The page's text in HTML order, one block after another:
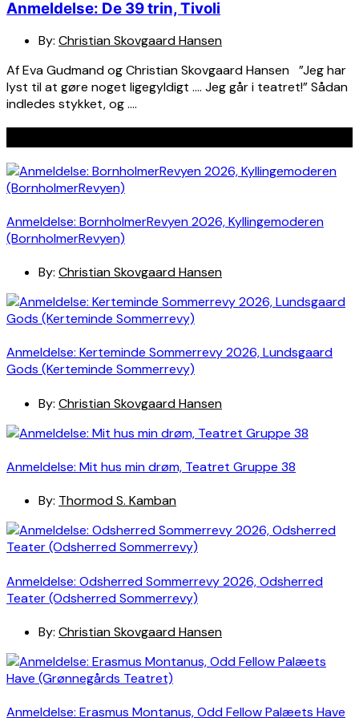
Anmeldelse: De 39 trin, Tivoli
By: Christian Skovgaard Hansen
Af Eva Gudmand og Christian Skovgaard Hansen ”Jeg har
lyst til at gøre noget ligegyldigt …. Jeg går i teatret!” Sådan
indledes stykket, og ….
Anmeldelse: BornholmerRevyen 2026, Kyllingemoderen
(BornholmerRevyen)
By: Christian Skovgaard Hansen
Anmeldelse: Kerteminde Sommerrevy 2026, Lundsgaard
Gods (Kerteminde Sommerrevy)
By: Christian Skovgaard Hansen
Anmeldelse: Mit hus min drøm, Teatret Gruppe 38
By: Thormod S. Kamban
Anmeldelse: Odsherred Sommerrevy 2026, Odsherred
Teater (Odsherred Sommerrevy)
By: Christian Skovgaard Hansen
Anmeldelse: Erasmus Montanus, Odd Fellow Palæets Have